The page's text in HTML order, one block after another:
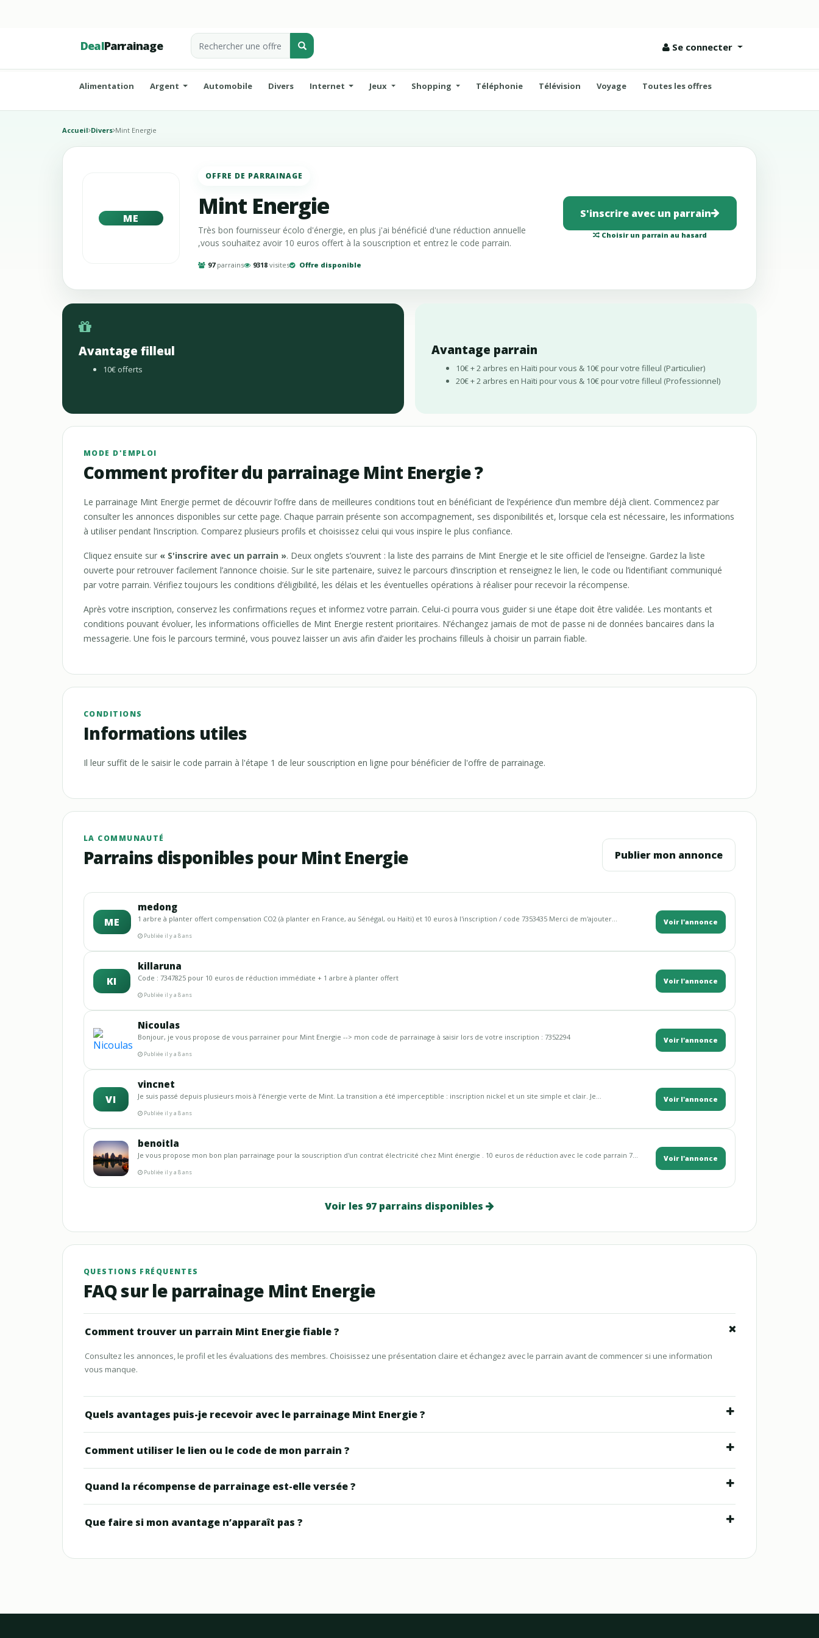
DealParrainage Se connecter
Alimentation Argent Automobile Divers Internet Jeux Shopping Téléphonie Télévision Voyage Toutes les offres
Accueil Divers Mint Energie
ME
OFFRE DE PARRAINAGE
Mint Energie
Très bon fournisseur écolo d'énergie, en plus j'ai bénéficié d'une réduction annuelle
,vous souhaitez avoir 10 euros offert à la souscription et entrez le code parrain.
97parrains 9318 visites Offre disponible
S'inscrire avec un parrain
Choisir un parrain au hasard
Avantage filleul
10€ offerts
Avantage parrain
10€ + 2 arbres en Haïti pour vous & 10€ pour votre filleul (Particulier)
20€ + 2 arbres en Haïti pour vous & 10€ pour votre filleul (Professionnel)
MODE D'EMPLOI
Comment profiter du parrainage Mint Energie ?
Le parrainage Mint Energie permet de découvrir l’offre dans de meilleures conditions tout en bénéficiant de l’expérience d’un membre déjà client. Commencez par
consulter les annonces disponibles sur cette page. Chaque parrain présente son accompagnement, ses disponibilités et, lorsque cela est nécessaire, les informations
à utiliser pendant l’inscription. Comparez plusieurs profils et choisissez celui qui vous inspire le plus confiance.
Cliquez ensuite sur « S'inscrire avec un parrain ». Deux onglets s’ouvrent : la liste des parrains de Mint Energie et le site officiel de l’enseigne. Gardez la liste
ouverte pour retrouver facilement l’annonce choisie. Sur le site partenaire, suivez le parcours d’inscription et renseignez le lien, le code ou l’identifiant communiqué
par votre parrain. Vérifiez toujours les conditions d’éligibilité, les délais et les éventuelles opérations à réaliser pour recevoir la récompense.
Après votre inscription, conservez les confirmations reçues et informez votre parrain. Celui-ci pourra vous guider si une étape doit être validée. Les montants et
conditions pouvant évoluer, les informations officielles de Mint Energie restent prioritaires. N’échangez jamais de mot de passe ni de données bancaires dans la
messagerie. Une fois le parcours terminé, vous pouvez laisser un avis afin d’aider les prochains filleuls à choisir un parrain fiable.
CONDITIONS
Informations utiles
Il leur suffit de le saisir le code parrain à l'étape 1 de leur souscription en ligne pour bénéficier de l'offre de parrainage.
LA COMMUNAUTÉ
Parrains disponibles pour Mint Energie Publier mon annonce
ME
medong
1 arbre à planter offert compensation CO2 (à planter en France, au Sénégal, ou Haïti) et 10 euros à l'inscription / code 7353435 Merci de m'ajouter...
Publiée il y a 8 ans
Voir l'annonce
KI
killaruna
Code : 7347825 pour 10 euros de réduction immédiate + 1 arbre à planter offert
Publiée il y a 8 ans
Voir l'annonce
Nicoulas
Bonjour, je vous propose de vous parrainer pour Mint Energie --> mon code de parrainage à saisir lors de votre inscription : 7352294
Publiée il y a 8 ans
Voir l'annonce
VI
vincnet
Je suis passé depuis plusieurs mois à l’énergie verte de Mint. La transition a été imperceptible : inscription nickel et un site simple et clair. Je...
Publiée il y a 8 ans
Voir l'annonce
benoitla
Je vous propose mon bon plan parrainage pour la souscription d'un contrat électricité chez Mint énergie . 10 euros de réduction avec le code parrain 7...
Publiée il y a 8 ans
Voir l'annonce
Voir les 97 parrains disponibles
QUESTIONS FRÉQUENTES
FAQ sur le parrainage Mint Energie
Comment trouver un parrain Mint Energie fiable ?
Consultez les annonces, le profil et les évaluations des membres. Choisissez une présentation claire et échangez avec le parrain avant de commencer si une information
vous manque.
Quels avantages puis-je recevoir avec le parrainage Mint Energie ?
Comment utiliser le lien ou le code de mon parrain ?
Quand la récompense de parrainage est-elle versée ?
Que faire si mon avantage n’apparaît pas ?